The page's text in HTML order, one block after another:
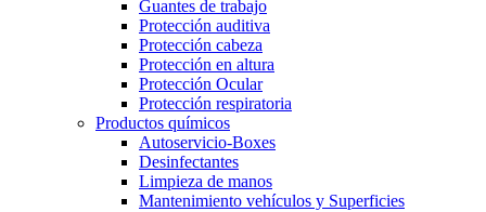
Guantes de trabajo
Protección auditiva
Protección cabeza
Protección en altura
Protección Ocular
Protección respiratoria
Productos químicos
Autoservicio-Boxes
Desinfectantes
Limpieza de manos
Mantenimiento vehículos y Superficies